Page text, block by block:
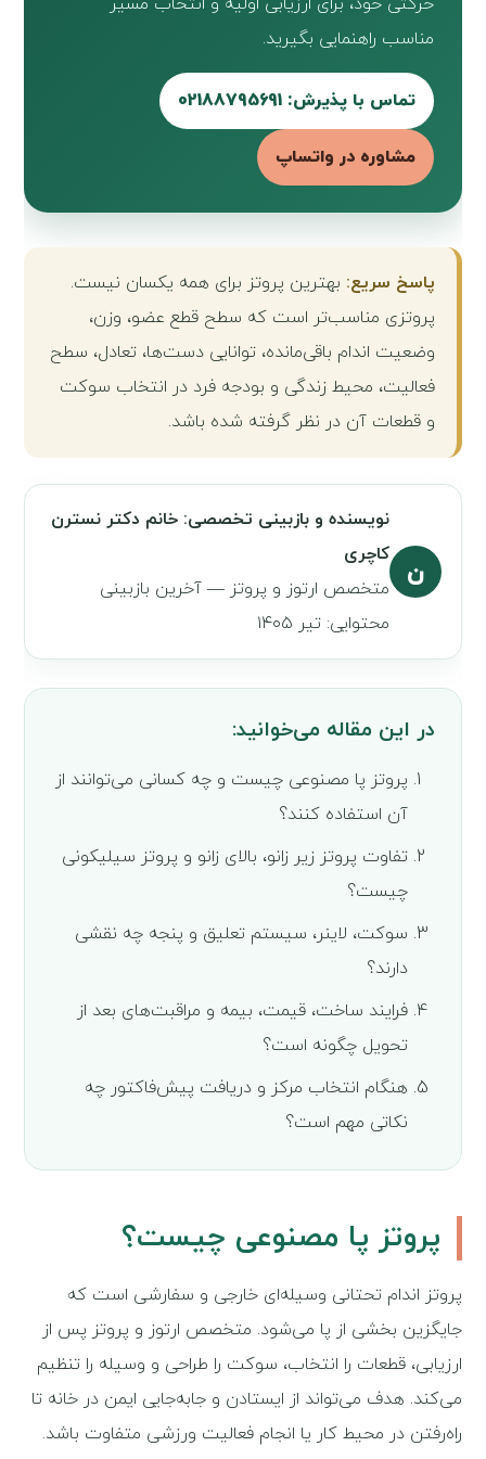
مناسب راهنمایی بگیرید.
تماس با پذیرش: 02188795691
مشاوره در واتساپ
پاسخ سریع: بهترین پروتز برای همه یکسان نیست.
پروتزی مناسب‌تر است که سطح قطع عضو، وزن،
وضعیت اندام باقی‌مانده، توانایی دست‌ها، تعادل، سطح
فعالیت، محیط زندگی و بودجه فرد در انتخاب سوکت
و قطعات آن در نظر گرفته شده باشد.
ن
نویسنده و بازبینی تخصصی: خانم دکتر نسترن
کاچری
متخصص ارتوز و پروتز — آخرین بازبینی
محتوایی: تیر ۱۴۰۵
در این مقاله می‌خوانید:
پروتز پا مصنوعی چیست و چه کسانی می‌توانند از
آن استفاده کنند؟
تفاوت پروتز زیر زانو، بالای زانو و پروتز سیلیکونی
چیست؟
سوکت، لاینر، سیستم تعلیق و پنجه چه نقشی
دارند؟
فرایند ساخت، قیمت، بیمه و مراقبت‌های بعد از
تحویل چگونه است؟
هنگام انتخاب مرکز و دریافت پیش‌فاکتور چه
نکاتی مهم است؟
پروتز پا مصنوعی چیست؟
پروتز اندام تحتانی وسیله‌ای خارجی و سفارشی است که
جایگزین بخشی از پا می‌شود. متخصص ارتوز و پروتز پس از
ارزیابی، قطعات را انتخاب، سوکت را طراحی و وسیله را تنظیم
می‌کند. هدف می‌تواند از ایستادن و جابه‌جایی ایمن در خانه تا
راه‌رفتن در محیط کار یا انجام فعالیت ورزشی متفاوت باشد.